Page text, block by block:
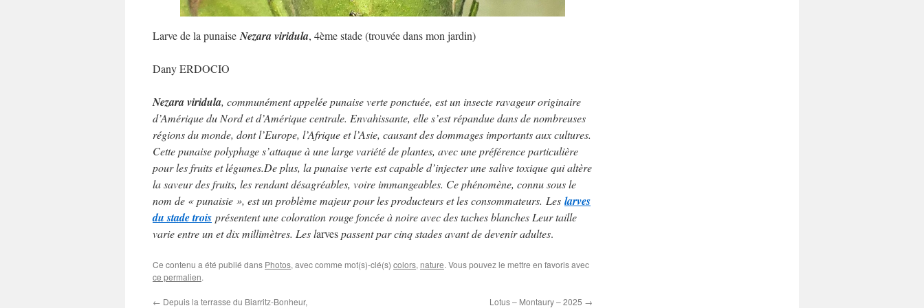
Larve de la punaise Nezara viridula, 4ème stade (trouvée dans mon jardin)
Dany ERDOCIO
Nezara viridula, communément appelée punaise verte ponctuée, est un insecte ravageur originaire
d’Amérique du Nord et d’Amérique centrale. Envahissante, elle s’est répandue dans de nombreuses
régions du monde, dont l’Europe, l’Afrique et l’Asie, causant des dommages importants aux cultures.
Cette punaise polyphage s’attaque à une large variété de plantes, avec une préférence particulière
pour les fruits et légumes.De plus, la punaise verte est capable d’injecter une salive toxique qui altère
la saveur des fruits, les rendant désagréables, voire immangeables. Ce phénomène, connu sous le
nom de « punaisie », est un problème majeur pour les producteurs et les consommateurs. Les larves
du stade trois présentent une coloration rouge foncée à noire avec des taches blanches Leur taille
varie entre un et dix millimètres. Les larvespassent par cinq stades avant de devenir adultes.
Ce contenu a été publié dans Photos, avec comme mot(s)-clé(s) colors, nature. Vous pouvez le mettre en favoris avec
ce permalien.
← Depuis la terrasse du Biarritz-Bonheur, Lotus – Montaury – 2025 →